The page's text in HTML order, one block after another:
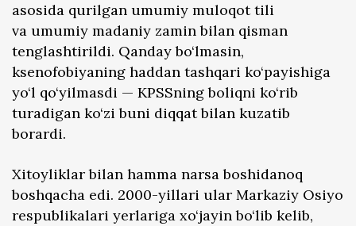
asosida qurilgan umumiy muloqot tili
va umumiy madaniy zamin bilan qisman
tenglashtirildi. Qanday bo‘lmasin,
ksenofobiyaning haddan tashqari ko‘payishiga
yo‘l qo‘yilmasdi — KPSSning boliqni ko‘rib
turadigan ko‘zi buni diqqat bilan kuzatib
borardi.
Xitoyliklar bilan hamma narsa boshidanoq
boshqacha edi. 2000-yillari ular Markaziy Osiyo
respublikalari yerlariga xo‘jayin bo‘lib kelib,